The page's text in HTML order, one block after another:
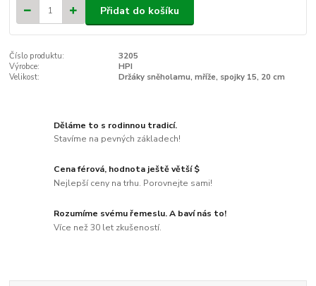
Přidat do košíku
Číslo produktu:
3205
Výrobce:
HPI
Velikost:
Držáky sněholamu, mříže, spojky 15, 20 cm
Děláme to s rodinnou tradicí.
Stavíme na pevných základech!
Cena férová, hodnota ještě větší $
Nejlepší ceny na trhu. Porovnejte sami!
Rozumíme svému řemeslu. A baví nás to!
Více než 30 let zkušeností.